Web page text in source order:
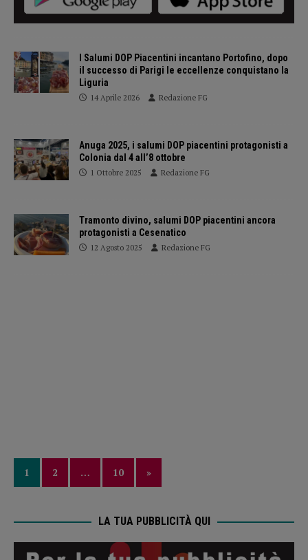
I Salumi DOP Piacentini incantano Portofino, dopo
il successo di Parigi le eccellenze conquistano la
Liguria
14 Aprile 2026 Redazione FG
Anuga 2025, i salumi DOP piacentini protagonisti a
Colonia dal 4 all’8 ottobre
1 Ottobre 2025 Redazione FG
Tramonto divino, salumi DOP piacentini ancora
protagonisti a Cesenatico
12 Agosto 2025 Redazione FG
1 2 … 10 »
LA TUA PUBBLICITÀ QUI